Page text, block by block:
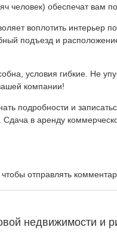
человек) обеспечат вам
воплотить интерьер
подъезд и
условия гибкие. Не
компании!
подробности и
в аренду
, чтобы отправлять
недвижимости и